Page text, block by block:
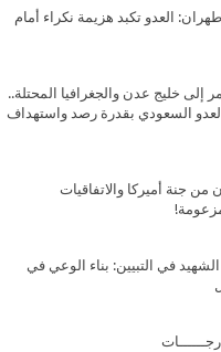
العدو تكبد هزيمة نكراء أمام
إلى خليج عدن والجغرافيا المحتلة..
السعودي بقدرة رصد واستهداف
من جنة أميركا والاتفاقيات
في التبيين: بناء الوعي في